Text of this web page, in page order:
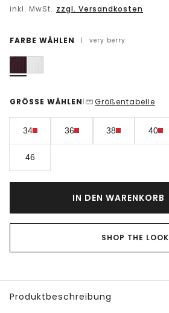
inkl. MwSt. zzgl. Versandkosten
FARBE WÄHLEN | very berry
GRÖSSE WÄHLEN | Größentabelle
34 36 38 40
46
IN DEN WARENKORB
SHOP THE LOOK
Produktbeschreibung